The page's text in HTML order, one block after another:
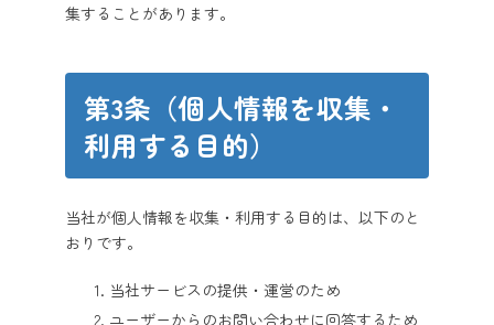
集することがあります。
第3条（個人情報を収集・
利用する目的）
当社が個人情報を収集・利用する目的は、以下のと
おりです。
当社サービスの提供・運営のため
ユーザーからのお問い合わせに回答するため